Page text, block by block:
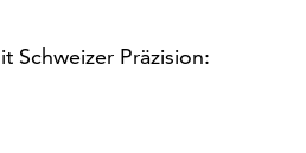
Schweizer Präzision: